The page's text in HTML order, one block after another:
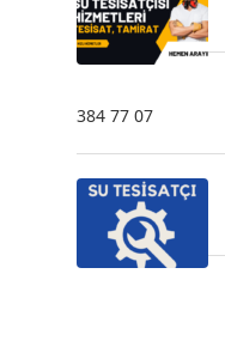
384 77 07